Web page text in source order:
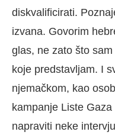
diskvalificirati.
izvana. Govorim
glas, ne zato što
koje predstavljam. I
njemačkom, kao
kampanje Liste
napraviti neke